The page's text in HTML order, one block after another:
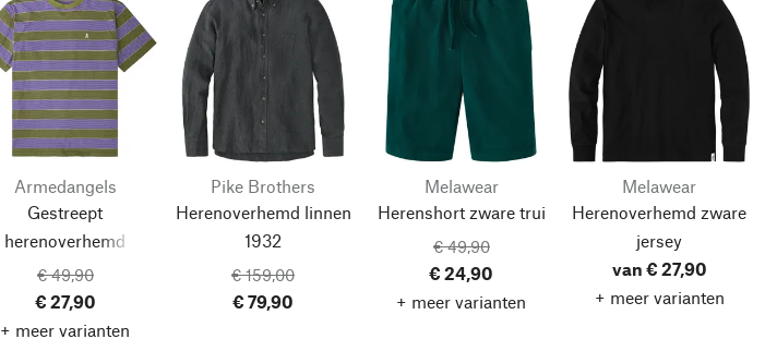
Armedangels
Gestreept
herenoverhemd
€ 49,90
€ 27,90
+ meer varianten
Pike Brothers
Herenoverhemd linnen
1932
€ 159,00
€ 79,90
Melawear
Herenshort zware trui
€ 49,90
€ 24,90
+ meer varianten
Melawear
Herenoverhemd zware
jersey
van € 27,90
+ meer varianten